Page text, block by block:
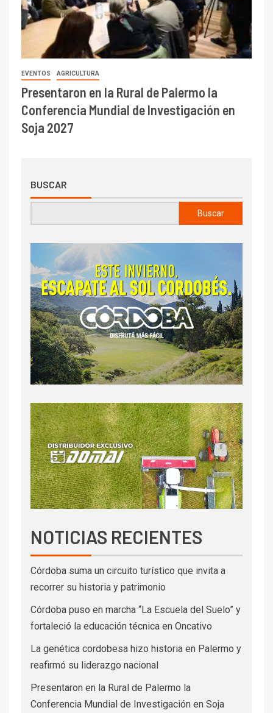
EVENTOS AGRICULTURA
Presentaron en la Rural de Palermo la
Conferencia Mundial de Investigación en
Soja 2027
BUSCAR
Buscar
NOTICIAS RECIENTES
Córdoba suma un circuito turístico que invita a
recorrer su historia y patrimonio
Córdoba puso en marcha “La Escuela del Suelo” y
fortaleció la educación técnica en Oncativo
La genética cordobesa hizo historia en Palermo y
reafirmó su liderazgo nacional
Presentaron en la Rural de Palermo la
Conferencia Mundial de Investigación en Soja